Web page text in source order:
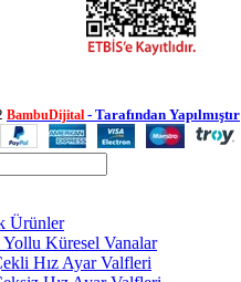
BambuDijital - Tarafından Yapılmıştır
Ürünler
Yollu Küresel Vanalar
Hız Ayar Valfleri